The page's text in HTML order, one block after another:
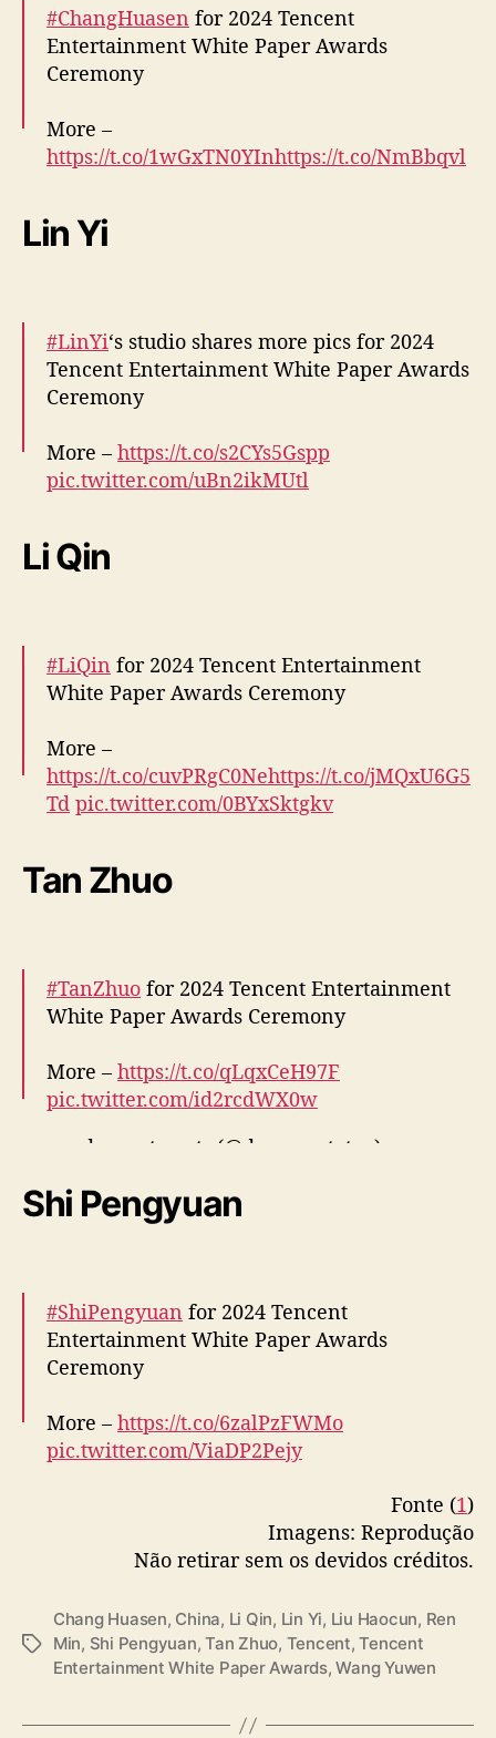
#ChangHuasen for 2024 Tencent
Entertainment White Paper Awards
Ceremony
More –
https://t.co/1wGxTN0YInhttps://t.co/NmBbqvl
— cdrama tweets (@dramapotatoe)
Lin Yi
#LinYi‘s studio shares more pics for 2024
Tencent Entertainment White Paper Awards
Ceremony
More – https://t.co/s2CYs5Gspp
pic.twitter.com/uBn2ikMUtl
December 25, 2024
Li Qin
#LiQin for 2024 Tencent Entertainment
White Paper Awards Ceremony
More –
https://t.co/cuvPRgC0Nehttps://t.co/jMQxU6G5
Td pic.twitter.com/0BYxSktgkv
December 25, 2024
Tan Zhuo
#TanZhuo for 2024 Tencent Entertainment
White Paper Awards Ceremony
More – https://t.co/qLqxCeH97F
pic.twitter.com/id2rcdWX0w
— cdrama tweets (@dramapotatoe)
Shi Pengyuan
#ShiPengyuan for 2024 Tencent
Entertainment White Paper Awards
Ceremony
More – https://t.co/6zalPzFWMo
pic.twitter.com/ViaDP2Pejy
Fonte (1)
Imagens: Reprodução
Não retirar sem os devidos créditos.
T
Chang Huasen, China, Li Qin, Lin Yi, Liu Haocun, Ren
Min, Shi Pengyuan,Tan Zhuo, Tencent,Tencent
Entertainment White Paper Awards,Wang Yuwen